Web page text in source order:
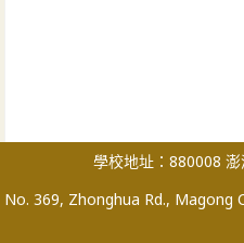
學校地址：880008
No. 369, Zhonghua Rd., Magong